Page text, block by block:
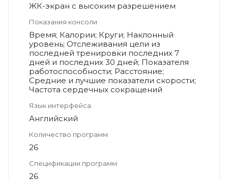
ЖК-экран с высоким разрешением
Показания консоли
Время; Калории; Круги; Наклонный
уровень; Отслеживания цели из
последней тренировки последних 7
дней и последних 30 дней; Показателя
работоспособности; Расстояние;
Средние и лучшие показатели скорости;
Частота сердечных сокращений
Язык интерфейса
Английский
Количество программ
26
Спецификации программ
26